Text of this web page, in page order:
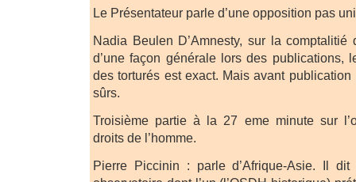
Le Présentateur parle d’une opposition pas
Nadia Beulen D’Amnesty, sur la comptalitié
d’une façon générale lors des publications,
des torturés est exact. Mais avant
sûrs.
Troisième partie à la 27 eme minute sur
droits de l’homme.
Pierre Piccinin : parle d’Afrique-Asie. Il